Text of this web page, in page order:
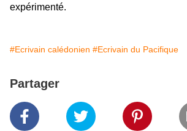
expérimenté.
#Ecrivain calédonien #Ecrivain du Pacifique
Partager